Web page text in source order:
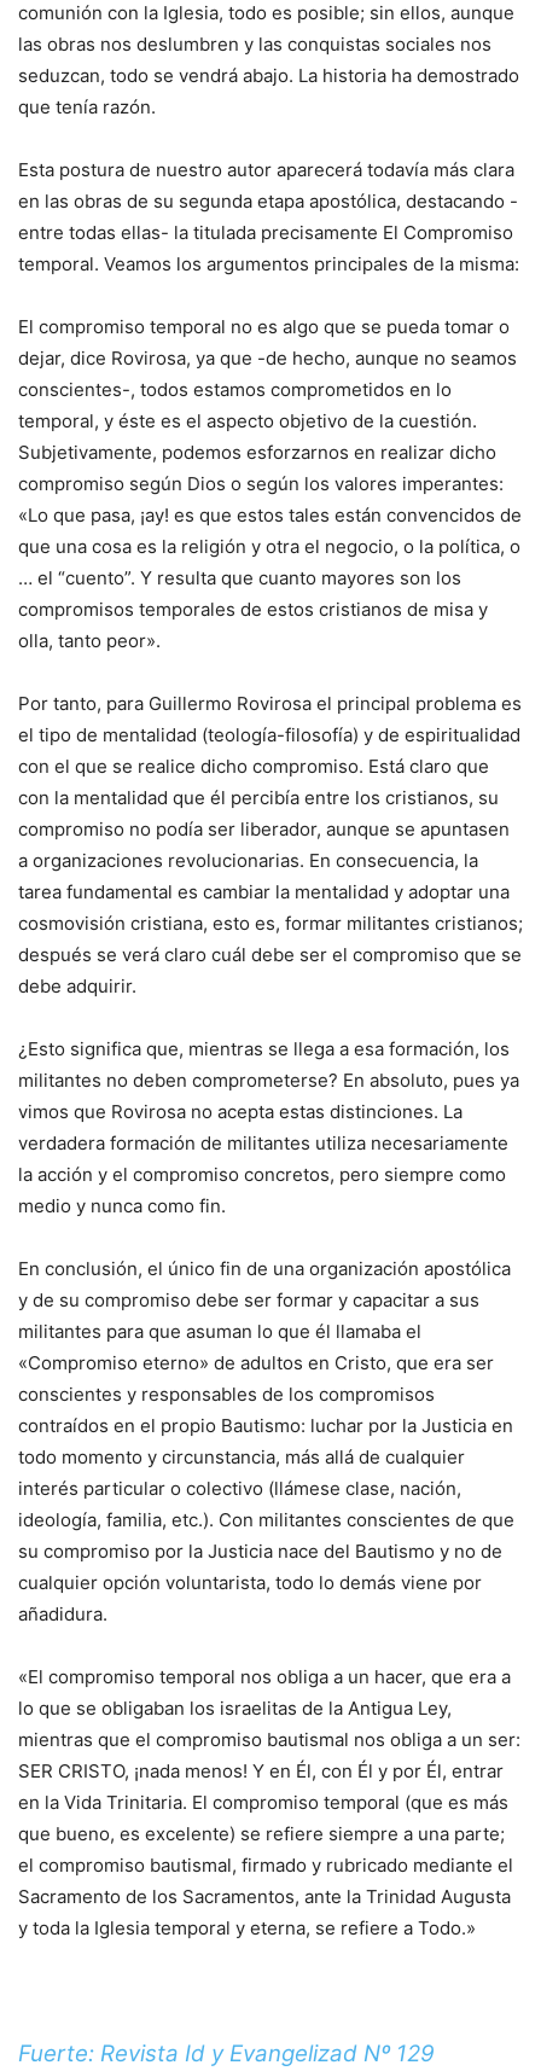
comunión con la Iglesia, todo es posible; sin ellos, aunque
las obras nos deslumbren y las conquistas sociales nos
seduzcan, todo se vendrá abajo. La historia ha demostrado
que tenía razón.
Esta postura de nuestro autor aparecerá todavía más clara
en las obras de su segunda etapa apostólica, destacando -
entre todas ellas- la titulada precisamente El Compromiso
temporal. Veamos los argumentos principales de la misma:
El compromiso temporal no es algo que se pueda tomar o
dejar, dice Rovirosa, ya que -de hecho, aunque no seamos
conscientes-, todos estamos comprometidos en lo
temporal, y éste es el aspecto objetivo de la cuestión.
Subjetivamente, podemos esforzarnos en realizar dicho
compromiso según Dios o según los valores imperantes:
«Lo que pasa, ¡ay! es que estos tales están convencidos de
que una cosa es la religión y otra el negocio, o la política, o
… el “cuento”. Y resulta que cuanto mayores son los
compromisos temporales de estos cristianos de misa y
olla, tanto peor».
Por tanto, para Guillermo Rovirosa el principal problema es
el tipo de mentalidad (teología-filosofía) y de espiritualidad
con el que se realice dicho compromiso. Está claro que
con la mentalidad que él percibía entre los cristianos, su
compromiso no podía ser liberador, aunque se apuntasen
a organizaciones revolucionarias. En consecuencia, la
tarea fundamental es cambiar la mentalidad y adoptar una
cosmovisión cristiana, esto es, formar militantes cristianos;
después se verá claro cuál debe ser el compromiso que se
debe adquirir.
¿Esto significa que, mientras se llega a esa formación, los
militantes no deben comprometerse? En absoluto, pues ya
vimos que Rovirosa no acepta estas distinciones. La
verdadera formación de militantes utiliza necesariamente
la acción y el compromiso concretos, pero siempre como
medio y nunca como fin.
En conclusión, el único fin de una organización apostólica
y de su compromiso debe ser formar y capacitar a sus
militantes para que asuman lo que él llamaba el
«Compromiso eterno» de adultos en Cristo, que era ser
conscientes y responsables de los compromisos
contraídos en el propio Bautismo: luchar por la Justicia en
todo momento y circunstancia, más allá de cualquier
interés particular o colectivo (llámese clase, nación,
ideología, familia, etc.). Con militantes conscientes de que
su compromiso por la Justicia nace del Bautismo y no de
cualquier opción voluntarista, todo lo demás viene por
añadidura.
«El compromiso temporal nos obliga a un hacer, que era a
lo que se obligaban los israelitas de la Antigua Ley,
mientras que el compromiso bautismal nos obliga a un ser:
SER CRISTO, ¡nada menos! Y en Él, con Él y por Él, entrar
en la Vida Trinitaria. El compromiso temporal (que es más
que bueno, es excelente) se refiere siempre a una parte;
el compromiso bautismal, firmado y rubricado mediante el
Sacramento de los Sacramentos, ante la Trinidad Augusta
y toda la Iglesia temporal y eterna, se refiere a Todo.»
Fuerte: Revista Id y Evangelizad Nº 129